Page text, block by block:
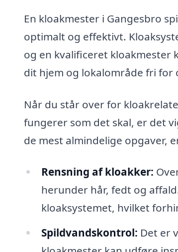
En kloakmester i Gangesbro
optimalt og effektivt.
og en kvalificeret
dit hjem og lokalområde fri
Når du står over for
fungerer som det skal, er det
de mest almindelige opgaver,
Rensning af kloakker:
herunder hår, fedt og
kloaksystemet, hvilket
Spildvandskontrol: Det er